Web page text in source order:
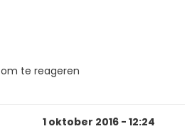
om te reageren
1 oktober 2016 - 12:24